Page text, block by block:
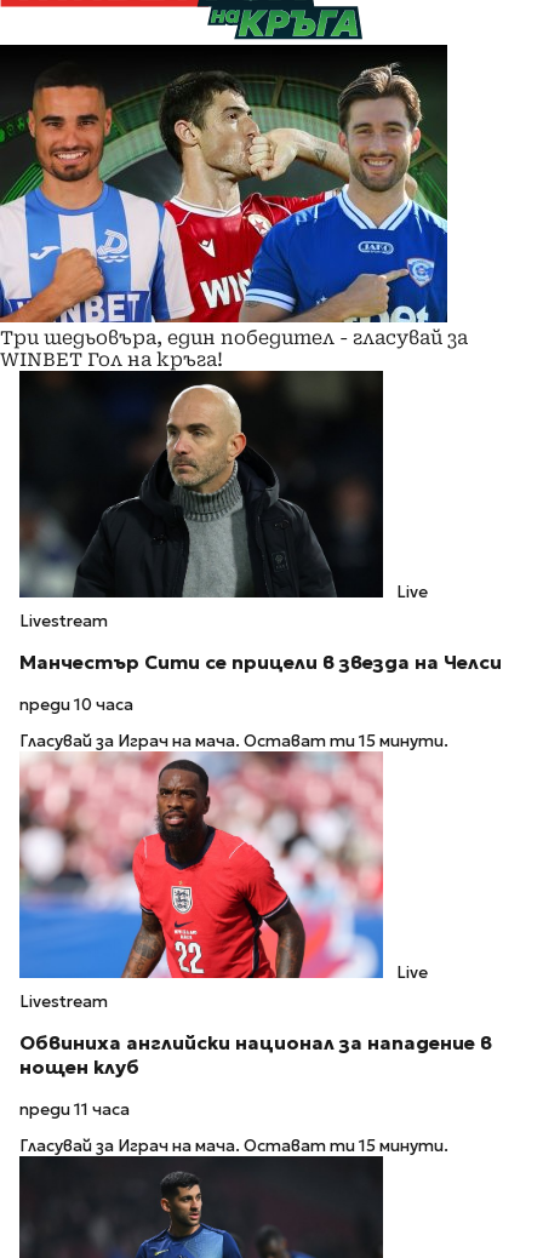
Три шедьовъра, един победител - гласувай за
WINBET Гол на кръга!
Live
Livestream
Манчестър Сити се прицели в звезда на Челси
преди 10 часа
Гласувай за Играч на мача. Остават ти 15 минути.
Live
Livestream
Обвиниха английски национал за нападение в
нощен клуб
преди 11 часа
Гласувай за Играч на мача. Остават ти 15 минути.